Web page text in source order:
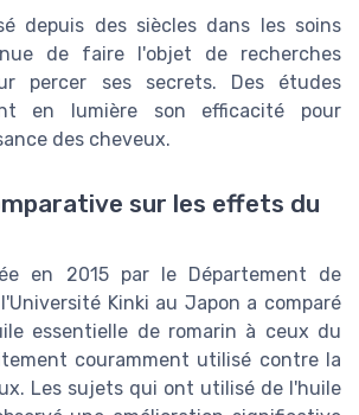
depuis des siècles dans les soins
de faire l'objet de recherches
percer ses secrets. Des études
en lumière son efficacité pour
des cheveux.
sur les effets du
en 2015 par le Département de
Kinki au Japon a comparé
essentielle de romarin à ceux du
couramment utilisé contre la
Les sujets qui ont utilisé de l'huile